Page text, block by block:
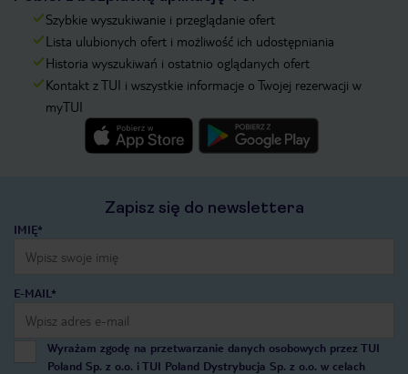
Szybkie wyszukiwanie i przeglądanie ofert
Lista ulubionych ofert i możliwość ich udostępniania
Historia wyszukiwań i ostatnio oglądanych ofert
Kontakt z TUI i wszystkie informacje o Twojej rezerwacji w
myTUI
Zapisz się do newslettera
IMIĘ*
E-MAIL*
Wyrażam zgodę na przetwarzanie danych osobowych przez TUI
Poland Sp. z o.o. i TUI Poland Dystrybucja Sp. z o.o. w celach